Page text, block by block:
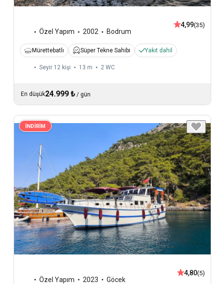
Özel Yapım 2002 Bodrum
4,99(35)
Mürettebatlı Süper Tekne Sahibi Yakıt dahil
Seyir 12 kişi 13 m 2 WC
En düşük24.999 ₺ / gün
İNDİRİM
Özel Yapım 2023 Göcek
4,80(5)